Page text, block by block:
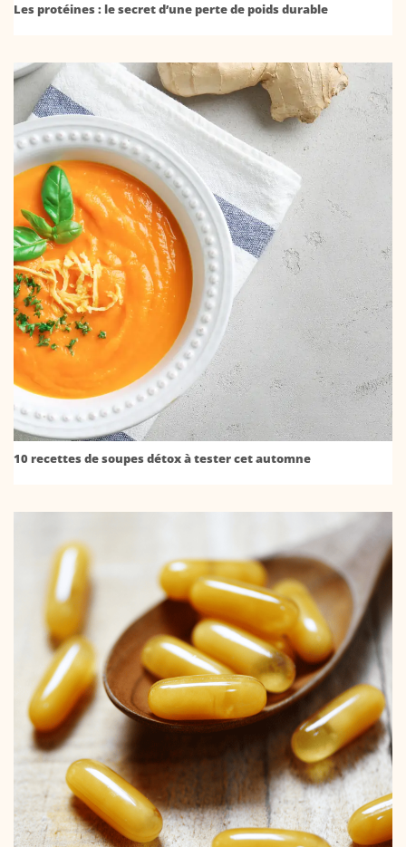
Les protéines : le secret d’une perte de poids durable
10 recettes de soupes détox à tester cet automne